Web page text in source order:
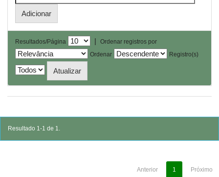
Resultados/Página |
Ordenar registros por
Ordenar
Registro(s)
Resultado 1-1 de 1.
Anterior 1 Próximo